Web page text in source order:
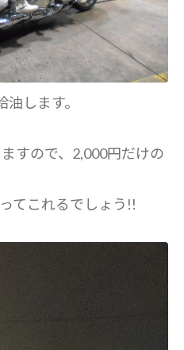
油します。
すので、2,000円だけの
てこれるでしょう!!